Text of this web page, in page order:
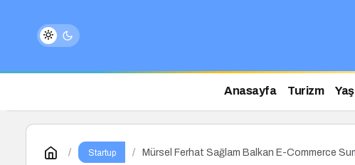
Anasayfa Turizm
Startup Mürsel Ferhat Sağlam Balkan E-Commerce